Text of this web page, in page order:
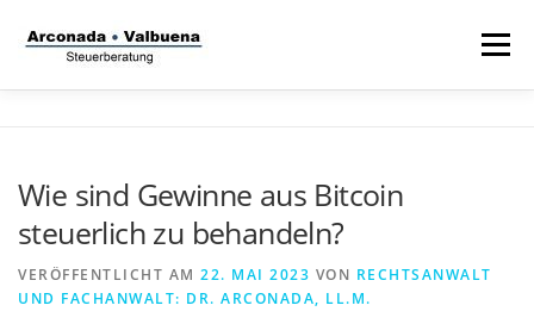
Inhalt
Menü
STRAFVERTEIDIGER TÄTIGKEITSFELDER
Wie sind Gewinne aus Bitcoin
steuerlich zu behandeln?
VERÖFFENTLICHT AM 22. MAI 2023 VON RECHTSANWALT
UND FACHANWALT: DR. ARCONADA, LL.M.